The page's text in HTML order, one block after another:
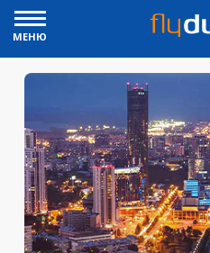
МЕНЮ